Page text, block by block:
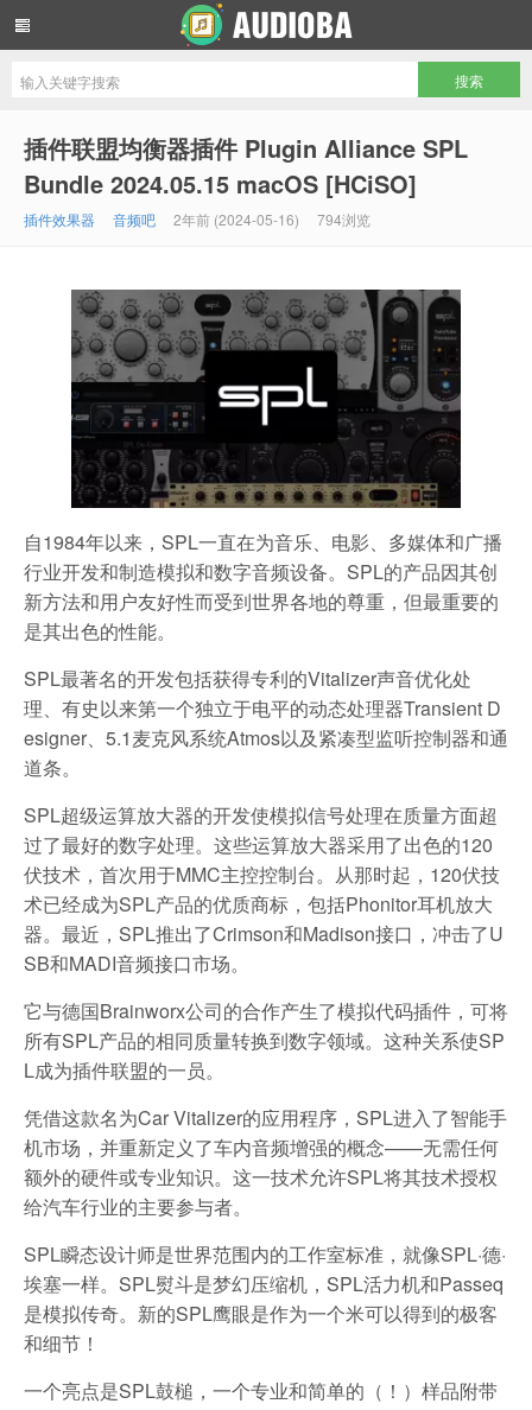
插件联盟均衡器插件 Plugin Alliance SPL
Bundle 2024.05.15 macOS [HCiSO]
插件效果器 音频吧 2年前 (2024-05-16) 794浏览
自1984年以来，SPL一直在为音乐、电影、多媒体和广播
行业开发和制造模拟和数字音频设备。SPL的产品因其创
新方法和用户友好性而受到世界各地的尊重，但最重要的
是其出色的性能。
SPL最著名的开发包括获得专利的Vitalizer声音优化处
理、有史以来第一个独立于电平的动态处理器Transient D
esigner、5.1麦克风系统Atmos以及紧凑型监听控制器和通
道条。
SPL超级运算放大器的开发使模拟信号处理在质量方面超
过了最好的数字处理。这些运算放大器采用了出色的120
伏技术，首次用于MMC主控控制台。从那时起，120伏技
术已经成为SPL产品的优质商标，包括Phonitor耳机放大
器。最近，SPL推出了Crimson和Madison接口，冲击了U
SB和MADI音频接口市场。
它与德国Brainworx公司的合作产生了模拟代码插件，可将
所有SPL产品的相同质量转换到数字领域。这种关系使SP
L成为插件联盟的一员。
凭借这款名为Car Vitalizer的应用程序，SPL进入了智能手
机市场，并重新定义了车内音频增强的概念——无需任何
额外的硬件或专业知识。这一技术允许SPL将其技术授权
给汽车行业的主要参与者。
SPL瞬态设计师是世界范围内的工作室标准，就像SPL·德·
埃塞一样。SPL熨斗是梦幻压缩机，SPL活力机和Passeq
是模拟传奇。新的SPL鹰眼是作为一个米可以得到的极客
和细节！
一个亮点是SPL鼓槌，一个专业和简单的（！）样品附带